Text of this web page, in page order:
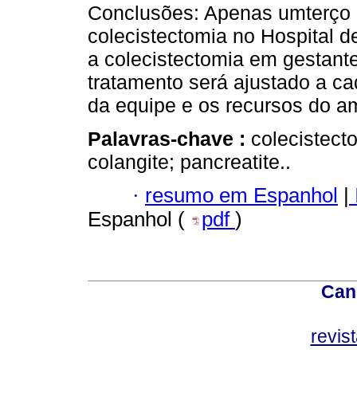
Conclusões: Apenas
colecistectomia no Hospital
a colecistectomia em
tratamento será ajustado a
da equipe e os recursos do
Palavras-chave :
colangite; pancreatite..
· resumo em Espanhol
Espanhol (
pdf )